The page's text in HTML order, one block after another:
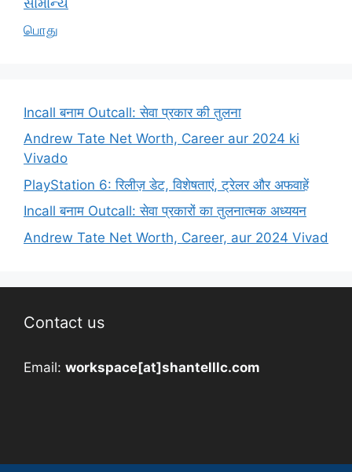
સામાન્ય
பொது
Incall बनाम Outcall: सेवा प्रकार की तुलना
Andrew Tate Net Worth, Career aur 2024 ki
Vivado
PlayStation 6: रिलीज़ डेट, विशेषताएं, ट्रेलर और अफवाहें
Incall बनाम Outcall: सेवा प्रकारों का तुलनात्मक अध्ययन
Andrew Tate Net Worth, Career, aur 2024 Vivad
Contact us
Email: workspace[at]shantelllc.com